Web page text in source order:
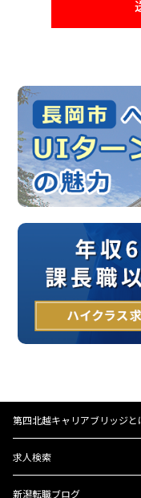
第四北越キャリアブリッジと
－UIターンをお考えの方へ
求人検索
新潟転職ブログ